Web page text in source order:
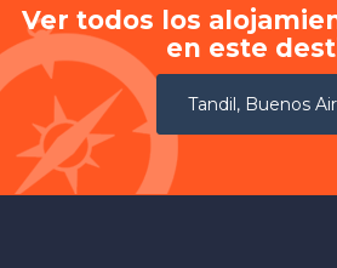
Ver todos los
en este
Tandil, Buenos